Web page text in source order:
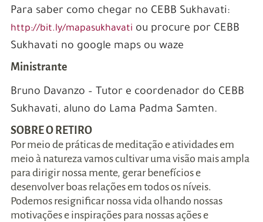
Para saber como chegar no CEBB Sukhavati:
http://bit.ly/mapasukhavati ou procure por CEBB
Sukhavati no google maps ou waze
Ministrante
Bruno Davanzo – Tutor e coordenador do CEBB
Sukhavati, aluno do Lama Padma Samten.
SOBRE O RETIRO
Por meio de práticas de meditação e atividades em
meio à natureza vamos cultivar uma visão mais ampla
para dirigir nossa mente, gerar benefícios e
desenvolver boas relações em todos os níveis.
Podemos resignificar nossa vida olhando nossas
motivações e inspirações para nossas ações e